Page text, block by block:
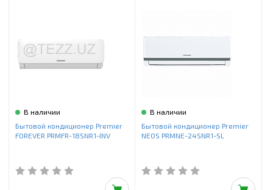
В наличии
Бытовой кондиционер Premier
FOREVER PRMFR-18SNR1-INV
В наличии
Бытовой кондиционер Premier
NEOS PRMNE-24SNR1-SL